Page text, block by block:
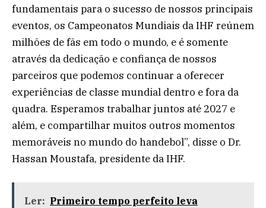
fundamentais para o sucesso de nossos principais
eventos, os Campeonatos Mundiais da IHF reúnem
milhões de fãs em todo o mundo, e é somente
através da dedicação e confiança de nossos
parceiros que podemos continuar a oferecer
experiências de classe mundial dentro e fora da
quadra. Esperamos trabalhar juntos até 2027 e
além, e compartilhar muitos outros momentos
memoráveis no mundo do handebol”, disse o Dr.
Hassan Moustafa, presidente da IHF.
Ler: Primeiro tempo perfeito leva